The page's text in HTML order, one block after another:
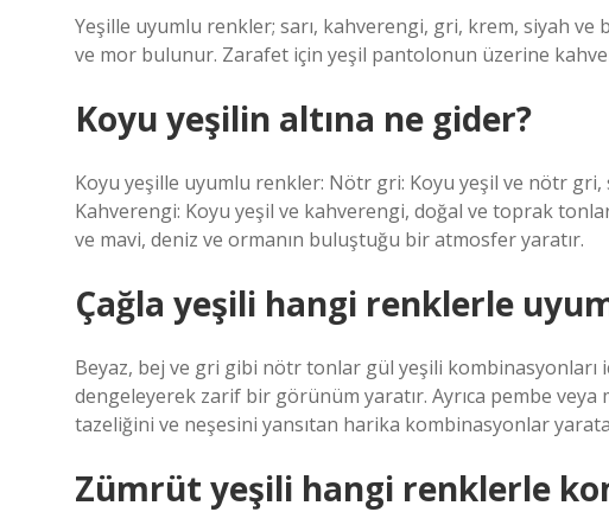
Yeşille uyumlu renkler; sarı, kahverengi, gri, krem, siyah ve
ve mor bulunur. Zarafet için yeşil pantolonun üzerine
Koyu yeşilin altına ne gider?
Koyu yeşille uyumlu renkler: Nötr gri: Koyu yeşil ve nötr
Kahverengi: Koyu yeşil ve kahverengi, doğal ve toprak
ve mavi, deniz ve ormanın buluştuğu bir atmosfer yaratır.
Çağla yeşili hangi renklerle
Beyaz, bej ve gri gibi nötr tonlar gül yeşili kombinasyonları
dengeleyerek zarif bir görünüm yaratır. Ayrıca pembe
tazeliğini ve neşesini yansıtan harika kombinasyonlar
Zümrüt yeşili hangi renklerle